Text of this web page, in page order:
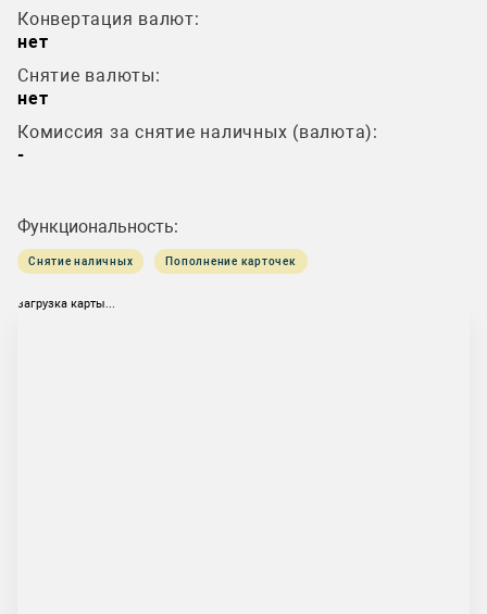
Конвертация валют:
нет
Снятие валюты:
нет
Комиссия за снятие наличных (валюта):
-
Функциональность:
Снятие наличных Пополнение карточек
загрузка карты...